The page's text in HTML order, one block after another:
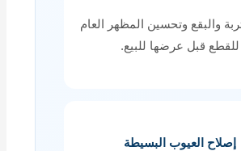
والبقع وتحسين المظهر العام
للقطع قبل عرضها للبيع.
إصلاح العيوب البسيطة